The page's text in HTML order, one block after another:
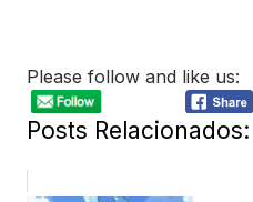
Please follow and like us:
Posts Relacionados: